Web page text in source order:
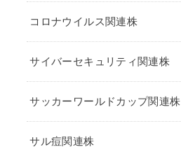
コロナウイルス関連株
サイバーセキュリティ関連株
サッカーワールドカップ関連株
サル痘関連株